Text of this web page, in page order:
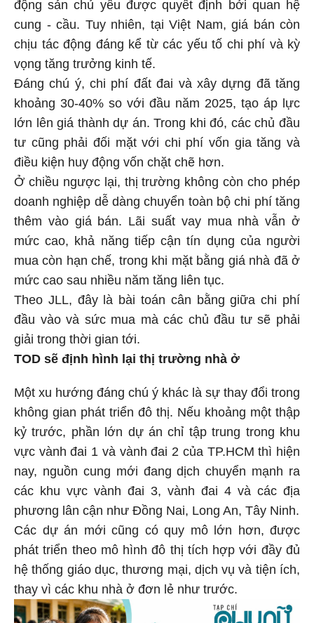
động sản chủ yếu được quyết định bởi quan hệ
cung - cầu. Tuy nhiên, tại Việt Nam, giá bán còn
chịu tác động đáng kể từ các yếu tố chi phí và kỳ
vọng tăng trưởng kinh tế.
Đáng chú ý, chi phí đất đai và xây dựng đã tăng
khoảng 30-40% so với đầu năm 2025, tạo áp lực
lớn lên giá thành dự án. Trong khi đó, các chủ đầu
tư cũng phải đối mặt với chi phí vốn gia tăng và
điều kiện huy động vốn chặt chẽ hơn.
Ở chiều ngược lại, thị trường không còn cho phép
doanh nghiệp dễ dàng chuyển toàn bộ chi phí tăng
thêm vào giá bán. Lãi suất vay mua nhà vẫn ở
mức cao, khả năng tiếp cận tín dụng của người
mua còn hạn chế, trong khi mặt bằng giá nhà đã ở
mức cao sau nhiều năm tăng liên tục.
Theo JLL, đây là bài toán cân bằng giữa chi phí
đầu vào và sức mua mà các chủ đầu tư sẽ phải
giải trong thời gian tới.
TOD sẽ định hình lại thị trường nhà ở
Một xu hướng đáng chú ý khác là sự thay đổi trong
không gian phát triển đô thị. Nếu khoảng một thập
kỷ trước, phần lớn dự án chỉ tập trung trong khu
vực vành đai 1 và vành đai 2 của TP.HCM thì hiện
nay, nguồn cung mới đang dịch chuyển mạnh ra
các khu vực vành đai 3, vành đai 4 và các địa
phương lân cận như Đồng Nai, Long An, Tây Ninh.
Các dự án mới cũng có quy mô lớn hơn, được
phát triển theo mô hình đô thị tích hợp với đầy đủ
hệ thống giáo dục, thương mại, dịch vụ và tiện ích,
thay vì các khu nhà ở đơn lẻ như trước.